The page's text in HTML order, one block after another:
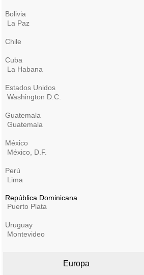
Bolivia
La Paz
Chile
Cuba
La Habana
Estados Unidos
Washington D.C.
Guatemala
Guatemala
México
México, D.F.
Perú
Lima
República Dominicana
Puerto Plata
Uruguay
Montevideo
Europa